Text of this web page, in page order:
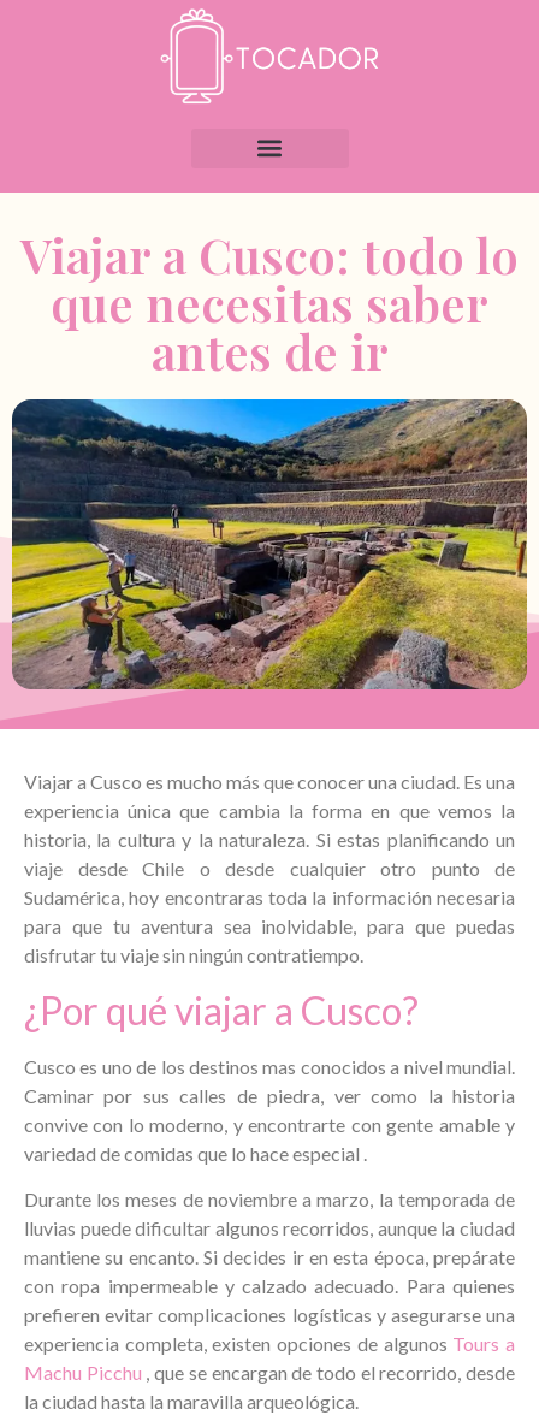
Viajar a Cusco: todo lo
que necesitas saber
antes de ir
Viajar a Cusco es mucho más que conocer una ciudad. Es una
experiencia única que cambia la forma en que vemos la
historia, la cultura y la naturaleza. Si estas planificando un
viaje desde Chile o desde cualquier otro punto de
Sudamérica, hoy encontraras toda la información necesaria
para que tu aventura sea inolvidable, para que puedas
disfrutar tu viaje sin ningún contratiempo.
¿Por qué viajar a Cusco?
Cusco es uno de los destinos mas conocidos a nivel mundial.
Caminar por sus calles de piedra, ver como la historia
convive con lo moderno, y encontrarte con gente amable y
variedad de comidas que lo hace especial .
Durante los meses de noviembre a marzo, la temporada de
lluvias puede dificultar algunos recorridos, aunque la ciudad
mantiene su encanto. Si decides ir en esta época, prepárate
con ropa impermeable y calzado adecuado. Para quienes
prefieren evitar complicaciones logísticas y asegurarse una
experiencia completa, existen opciones de algunos Tours a
Machu Picchu , que se encargan de todo el recorrido, desde
la ciudad hasta la maravilla arqueológica.